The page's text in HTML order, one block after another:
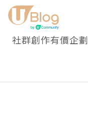
社群創作有價企劃